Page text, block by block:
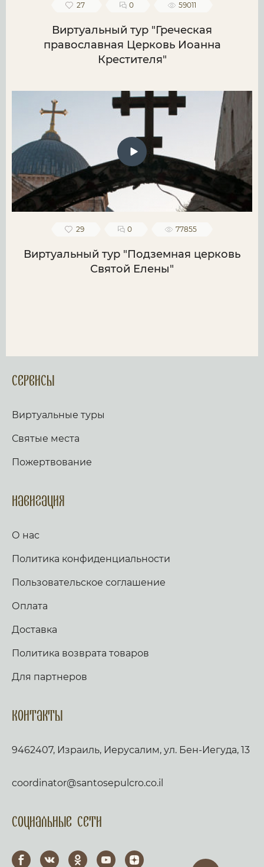
27 0 59011
Виртуальный тур "Греческая
православная Церковь Иоанна
Крестителя"
29 0 77855
Виртуальный тур "Подземная церковь
Святой Елены"
Сервисы
Виртуальные туры
Святые места
Пожертвование
Навигация
О нас
Политика конфиденциальности
Пользовательское соглашение
Оплата
Доставка
Политика возврата товаров
Для партнеров
Контакты
9462407, Израиль, Иерусалим, ул. Бен-Иегуда, 13
coordinator@santosepulcro.co.il
Социальные сети